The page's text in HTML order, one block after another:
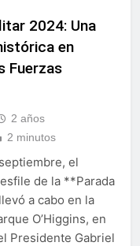
2024: Una
en
Fuerzas
2 años
2 minutos
el
de la **Parada
a cabo en la
O’Higgins, en
Presidente Gabriel